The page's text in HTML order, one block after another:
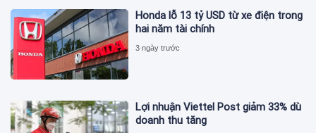
Honda lỗ 13 tỷ USD từ xe điện trong
hai năm tài chính
3 ngày trước
Lợi nhuận Viettel Post giảm 33% dù
doanh thu tăng